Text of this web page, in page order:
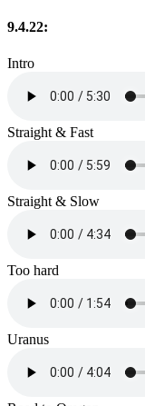
9.4.22:
Intro
Straight & Fast
Straight & Slow
Too hard
Uranus